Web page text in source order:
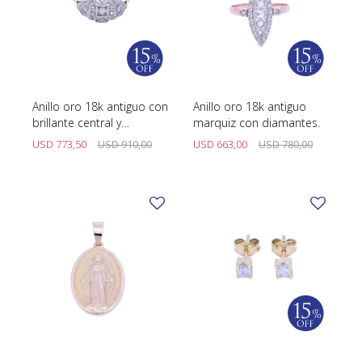
Anillo oro 18k antiguo con
brillante central y
diamantes.
USD 773,50 USD910,00
Anillo oro 18k antiguo
marquiz con diamantes.
USD 663,00 USD780,00